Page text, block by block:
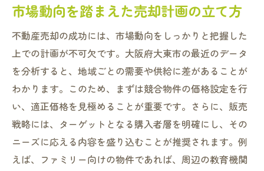
市場動向を踏まえた売却計画の立て方
不動産売却の成功には、市場動向をしっかりと把握した
上での計画が不可欠です。大阪府大東市の最近のデータ
を分析すると、地域ごとの需要や供給に差があることが
わかります。このため、まずは競合物件の価格設定を行
い、適正価格を見極めることが重要です。さらに、販売
戦略には、ターゲットとなる購入者層を明確にし、その
ニーズに応える内容を盛り込むことが推奨されます。例
えば、ファミリー向けの物件であれば、周辺の教育機関